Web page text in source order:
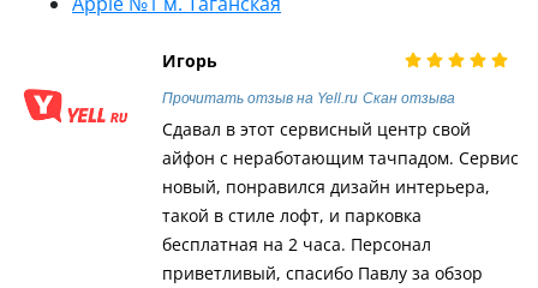
Игорь
Прочитать отзыв на Yell.ru Скан отзыва
Сдавал в этот сервисный центр свой
айфон с неработающим тачпадом. Сервис
новый, понравился дизайн интерьера,
такой в стиле лофт, и парковка
бесплатная на 2 часа. Персонал
приветливый, спасибо Павлу за обзор